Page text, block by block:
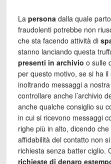
La persona dalla quale
fraudolenti potrebbe non
che sta facendo attività di
stanno lanciando questa
presenti in archivio o sulle
per questo motivo, se si ha
inoltrando messaggi a
controllare anche l’archivio
anche qualche consiglio su
in cui si ricevono messaggi
righe più in alto, dicendo
affidabilità del contatto non
richiesta senza batter ciglio.
richieste di denaro